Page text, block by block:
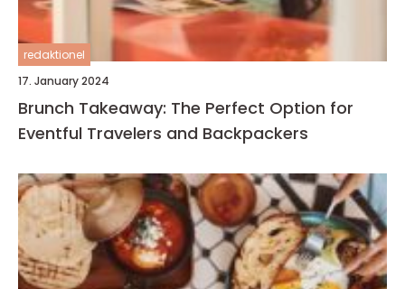
redaktionel
17. January 2024
Brunch Takeaway: The Perfect Option for
Eventful Travelers and Backpackers